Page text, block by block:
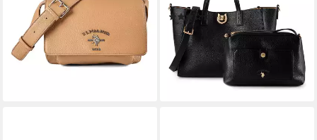
Polyurethan
ab 48,57 € UVP
-31%
lieferbar - in 2-3 Werktagen bei dir
Polyurethan
(2)
76,42 € 89,90 €
-15%
lieferbar - in 2-3 Werktagen bei dir